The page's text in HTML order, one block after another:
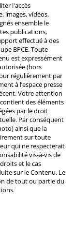
l'accès
images, vidéos,
ensemble le
publications,
effectué à des
BPCE. Toute
est expressément
(hors
régulièrement par
à l’espace presse
Votre attention
des éléments
par le droit
Par conséquent
ainsi que la
sur toute
qui ne respecterait
vis-à-vis de
et le cas
sur le Contenu. Le
de tout ou partie du